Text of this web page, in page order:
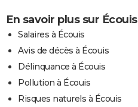
En savoir plus sur Écouis
Salaires à Écouis
Avis de décès à Écouis
Délinquance à Écouis
Pollution à Écouis
Risques naturels à Écouis